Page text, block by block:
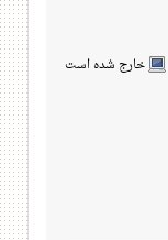
خارج شده است